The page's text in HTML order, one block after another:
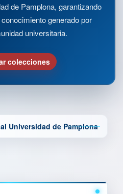
de Pamplona, garantizando
generado por
universitaria.
colecciones
Universidad de Pamplona